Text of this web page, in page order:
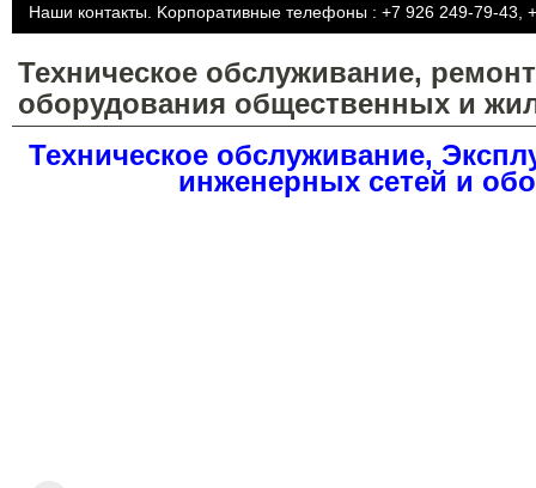
Наши контакты. Kорпоративные телефоны : +7 926 249-79-43,
Техническое обслуживание,
оборудования общественных и
Техническое обслуживание,
инженерных сетей и